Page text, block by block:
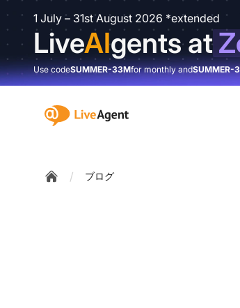
1 July – 31st August 2026 *extended
LiveAIgents at
Use codeSUMMER-33Mfor monthly andSUMMER-
:site.title
/ ブログ